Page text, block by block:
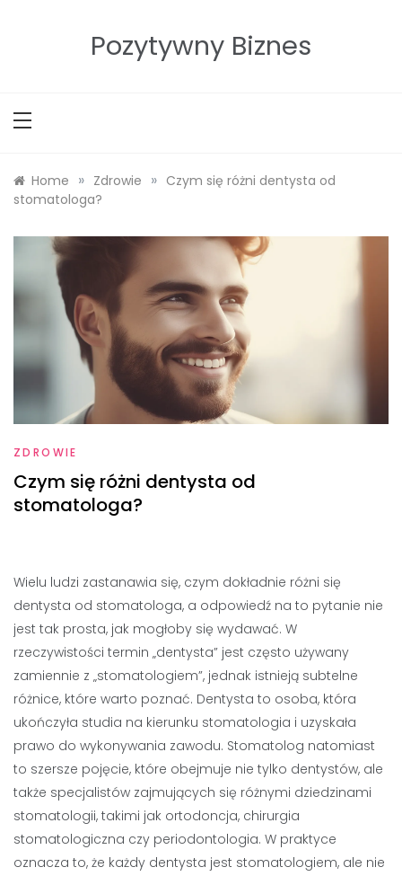
Pozytywny Biznes
Home » Zdrowie » Czym się różni dentysta od
stomatologa?
ZDROWIE
Czym się różni dentysta od
stomatologa?
Wielu ludzi zastanawia się, czym dokładnie różni się
dentysta od stomatologa, a odpowiedź na to pytanie nie
jest tak prosta, jak mogłoby się wydawać. W
rzeczywistości termin „dentysta” jest często używany
zamiennie z „stomatologiem”, jednak istnieją subtelne
różnice, które warto poznać. Dentysta to osoba, która
ukończyła studia na kierunku stomatologia i uzyskała
prawo do wykonywania zawodu. Stomatolog natomiast
to szersze pojęcie, które obejmuje nie tylko dentystów, ale
także specjalistów zajmujących się różnymi dziedzinami
stomatologii, takimi jak ortodoncja, chirurgia
stomatologiczna czy periodontologia. W praktyce
oznacza to, że każdy dentysta jest stomatologiem, ale nie